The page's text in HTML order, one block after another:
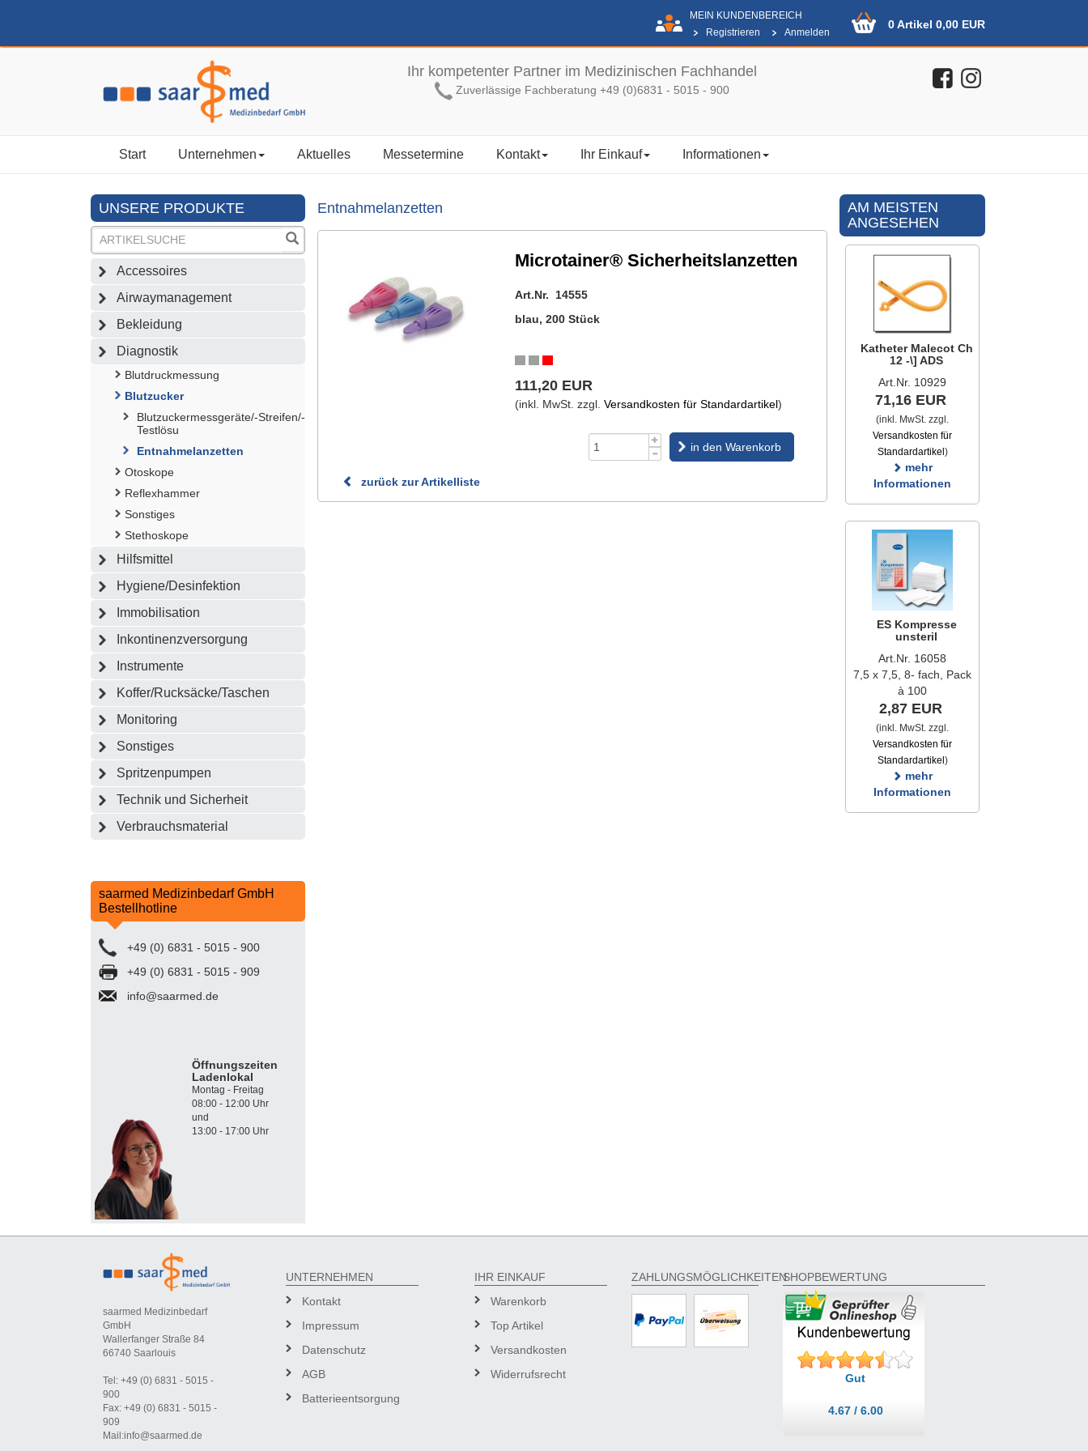
MEIN KUNDENBEREICH
Registrieren
Anmelden
0 Artikel 0,00 EUR
Ihr kompetenter Partner im Medizinischen Fachhandel
Zuverlässige Fachberatung +49 (0)6831 - 5015 - 900
Start Unternehmen Aktuelles Messetermine Kontakt Ihr Einkauf Informationen
UNSERE PRODUKTE
Accessoires
Airwaymanagement
Bekleidung
Diagnostik
Blutdruckmessung
Blutzucker
Blutzuckermessgeräte/-Streifen/-
Testlösu
Entnahmelanzetten
Otoskope
Reflexhammer
Sonstiges
Stethoskope
Hilfsmittel
Hygiene/Desinfektion
Immobilisation
Inkontinenzversorgung
Instrumente
Koffer/Rucksäcke/Taschen
Monitoring
Sonstiges
Spritzenpumpen
Technik und Sicherheit
Verbrauchsmaterial
saarmed Medizinbedarf GmbH
Bestellhotline
+49 (0) 6831 - 5015 - 900
+49 (0) 6831 - 5015 - 909
info@saarmed.de
Öffnungszeiten
Ladenlokal
Montag - Freitag
08:00 - 12:00 Uhr
und
13:00 - 17:00 Uhr
Entnahmelanzetten
Microtainer® Sicherheitslanzetten
Art.Nr. 14555
blau, 200 Stück
111,20 EUR
(inkl. MwSt. zzgl. Versandkosten für Standardartikel)
in den Warenkorb
zurück zur Artikelliste
AM MEISTEN
ANGESEHEN
Katheter Malecot Ch
12 -\] ADS
Art.Nr. 10929
71,16 EUR
(inkl. MwSt. zzgl.
Versandkosten für
Standardartikel )
mehr
Informationen
ES Kompresse
unsteril
Art.Nr. 16058
7,5 x 7,5, 8- fach, Pack
à 100
2,87 EUR
(inkl. MwSt. zzgl.
Versandkosten für
Standardartikel )
mehr
Informationen
saarmed Medizinbedarf
GmbH
Wallerfanger Straße 84
66740 Saarlouis
Tel: +49 (0) 6831 - 5015 -
900
Fax: +49 (0) 6831 - 5015 -
909
Mail:info@saarmed.de
UNTERNEHMEN
Kontakt
Impressum
Datenschutz
AGB
Batterieentsorgung
IHR EINKAUF
Warenkorb
Top Artikel
Versandkosten
Widerrufsrecht
ZAHLUNGSMÖGLICHKEITENSHOPBEWERTUNG
Gut
4.67 / 6.00